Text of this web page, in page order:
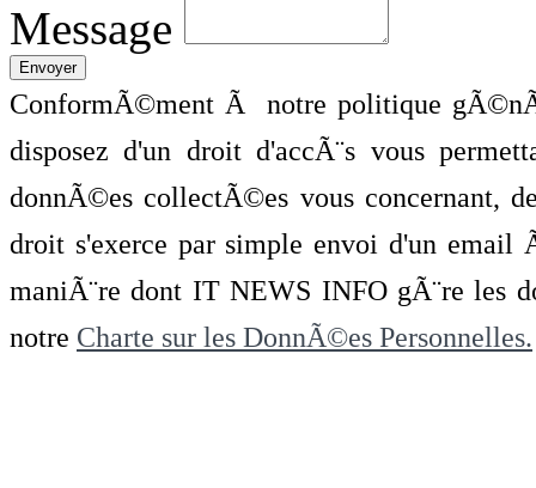
Message
ConformÃ©ment Ã notre politique
disposez d'un droit d'accÃ¨s vous
donnÃ©es collectÃ©es vous concernant,
droit s'exerce par simple envoi d'un
maniÃ¨re dont IT NEWS INFO gÃ¨re les
notre Charte sur les DonnÃ©es Personnelles.